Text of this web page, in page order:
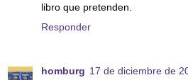
libro que pretenden.
Responder
homburg 17 de diciembre de